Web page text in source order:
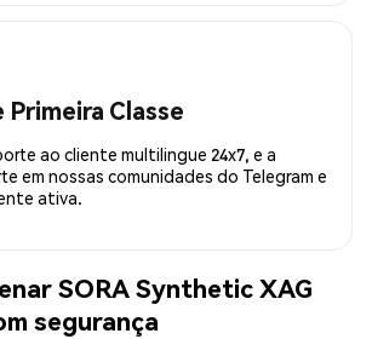
Classe
ao cliente multilingue 24x7, e a
em nossas comunidades do Telegram e
ativa.
SORA Synthetic XAG
segurança